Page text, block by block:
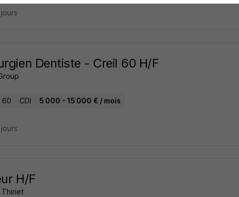
Dentiste - Creil 60 H/F
60 CDI 5 000 - 15 000 € / mois
H/F
Thiriet